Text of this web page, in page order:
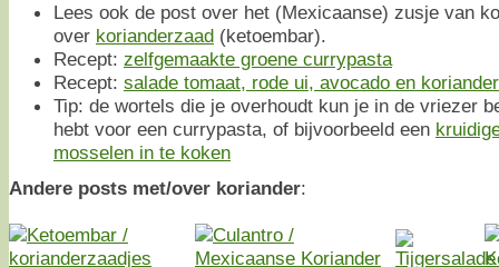
Lees ook de post over het (Mexicaanse) zusje van
over korianderzaad (ketoembar).
Recept: zelfgemaakte groene currypasta
Recept: salade tomaat, rode ui, avocado en koriander
Tip: de wortels die je overhoudt kun je in de vriezer
hebt voor een currypasta, of bijvoorbeeld een
mosselen in te koken
Andere posts met/over koriander: